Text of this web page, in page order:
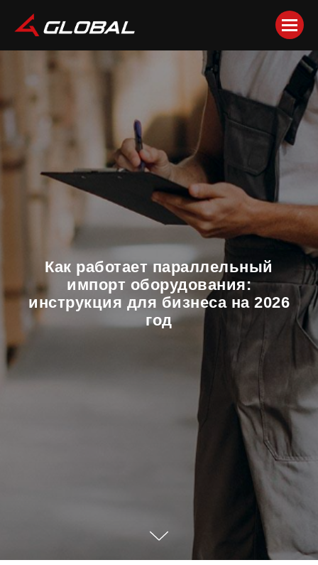
Как работает параллельный
импорт оборудования:
инструкция для бизнеса на 2026
год